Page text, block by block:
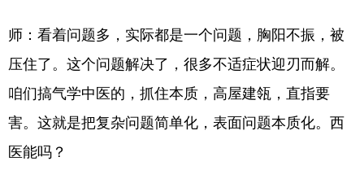
师：看着问题多，实际都是一个问题，胸阳不振，被
压住了。这个问题解决了，很多不适症状迎刃而解。
咱们搞气学中医的，抓住本质，高屋建瓴，直指要
害。这就是把复杂问题简单化，表面问题本质化。西
医能吗？